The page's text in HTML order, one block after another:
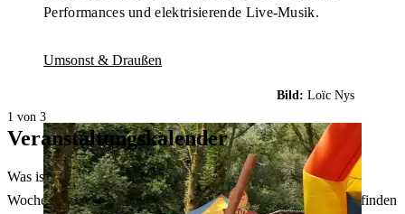
Performances und elektrisierende Live-Musik.
Umsonst & Draußen
Bild: Loïc Nys
1 von 3
Veranstaltungskalender
Was ist heute in Dortmund los? Welche Konzerte gibt es am
Wochenende? Im größten Veranstaltungskalender Dortmunds finden